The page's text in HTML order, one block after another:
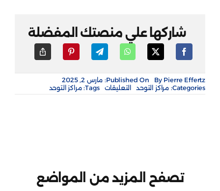
شاركها علي منصتك المفضلة
By Pierre Effertz
Published On: مارس 2, 2025
Categories: مراكز التوحد التعليقاتعلى
جمعية
Tags: مراكز التوحد
تصفح المزيد من المواضع